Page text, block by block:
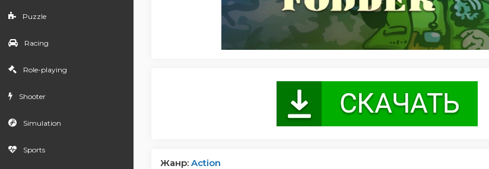
Puzzle
Racing
Role-playing
Shooter
Simulation
Sports
Жанр: Action